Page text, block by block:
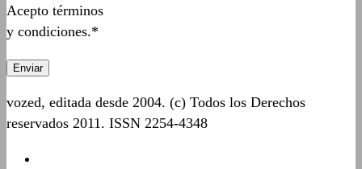
Acepto términos
y condiciones.*
vozed, editada desde 2004. (c) Todos los Derechos
reservados 2011. ISSN 2254-4348